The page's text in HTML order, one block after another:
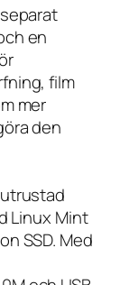
en
film
mer
den
Linux Mint
SSD. Med